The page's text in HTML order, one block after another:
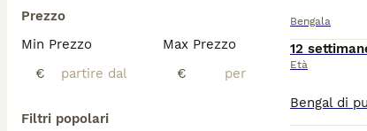
Prezzo
Min Prezzo
€
Max Prezzo
€
Filtri popolari
Bengala
12
Età